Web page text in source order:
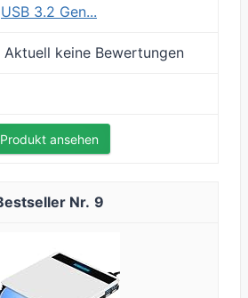
USB 3.2 Gen...
Aktuell keine Bewertungen
Produkt ansehen
9